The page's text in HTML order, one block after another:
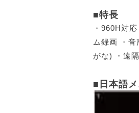
■特長
・960H対
ム録画 ・
がな) ・遠
■日本語